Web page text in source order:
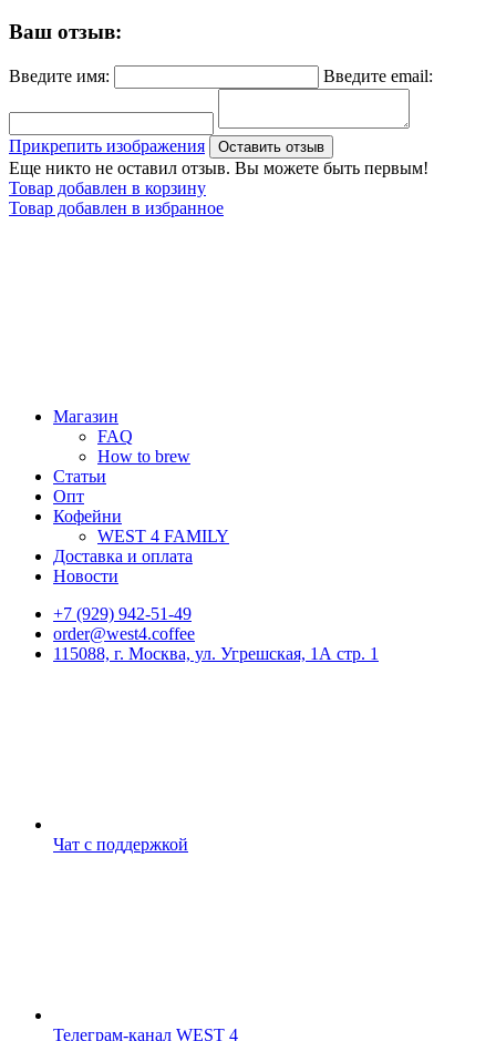
Ваш отзыв:
Введите имя: Введите email:
Прикрепить изображения Оставить отзыв
Еще никто не оставил отзыв. Вы можете быть первым!
Товар добавлен в корзину
Товар добавлен в избранное
Магазин
FAQ
How to brew
Статьи
Опт
Кофейни
WEST 4 FAMILY
Доставка и оплата
Новости
+7 (929) 942-51-49
order@west4.coffee
115088, г. Москва, ул. Угрешская, 1А стр. 1
Чат с поддержкой
Телеграм-канал WEST 4